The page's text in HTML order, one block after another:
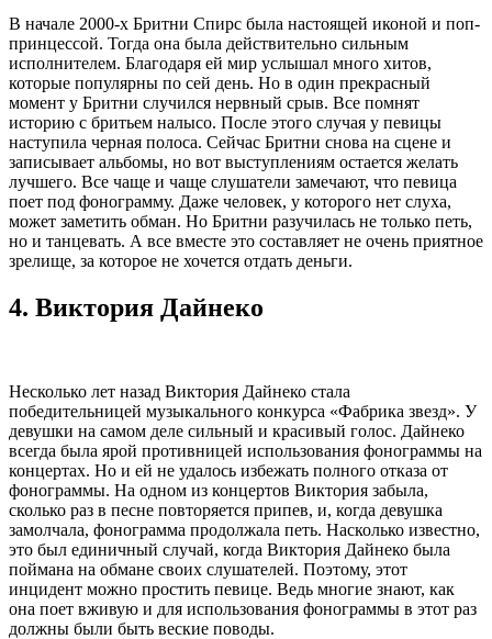
В начале 2000-х Бритни Спирс была настоящей иконой и поп-
принцессой. Тогда она была действительно сильным
исполнителем. Благодаря ей мир услышал много хитов,
которые популярны по сей день. Но в один прекрасный
момент у Бритни случился нервный срыв. Все помнят
историю с бритьем налысо. После этого случая у певицы
наступила черная полоса. Сейчас Бритни снова на сцене и
записывает альбомы, но вот выступлениям остается желать
лучшего. Все чаще и чаще слушатели замечают, что певица
поет под фонограмму. Даже человек, у которого нет слуха,
может заметить обман. Но Бритни разучилась не только петь,
но и танцевать. А все вместе это составляет не очень приятное
зрелище, за которое не хочется отдать деньги.
4. Виктория Дайнеко
Несколько лет назад Виктория Дайнеко стала
победительницей музыкального конкурса «Фабрика звезд». У
девушки на самом деле сильный и красивый голос. Дайнеко
всегда была ярой противницей использования фонограммы на
концертах. Но и ей не удалось избежать полного отказа от
фонограммы. На одном из концертов Виктория забыла,
сколько раз в песне повторяется припев, и, когда девушка
замолчала, фонограмма продолжала петь. Насколько известно,
это был единичный случай, когда Виктория Дайнеко была
поймана на обмане своих слушателей. Поэтому, этот
инцидент можно простить певице. Ведь многие знают, как
она поет вживую и для использования фонограммы в этот раз
должны были быть веские поводы.